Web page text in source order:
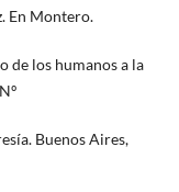
En Montero.
de los humanos a la
Buenos Aires,